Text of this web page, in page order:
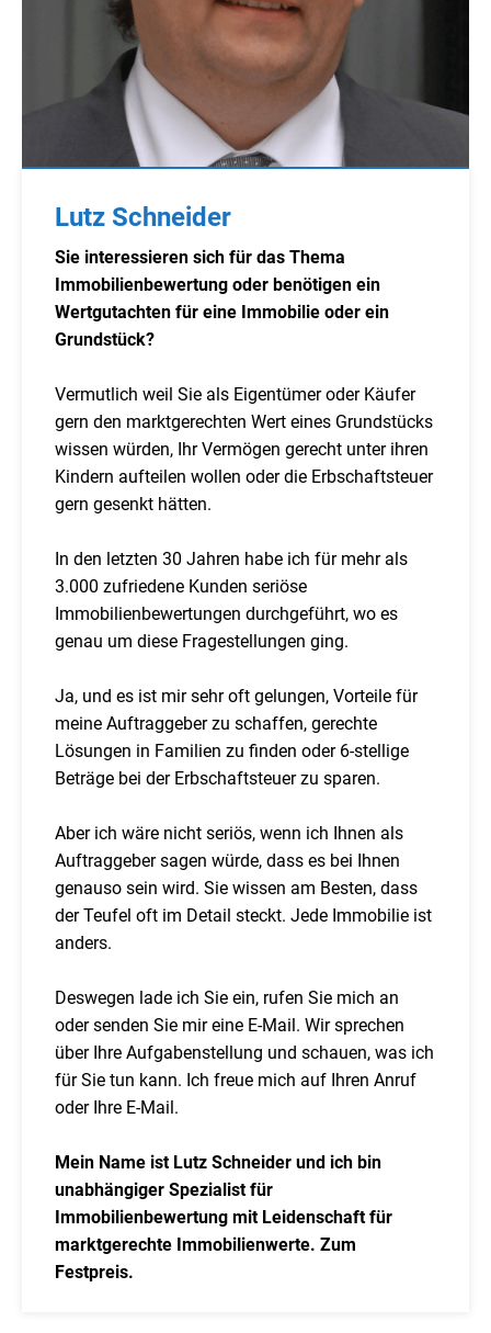
Lutz Schneider
Sie interessieren sich für das Thema
Immobilienbewertung oder benötigen ein
Wertgutachten für eine Immobilie oder ein
Grundstück?
Vermutlich weil Sie als Eigentümer oder Käufer
gern den marktgerechten Wert eines Grundstücks
wissen würden, Ihr Vermögen gerecht unter ihren
Kindern aufteilen wollen oder die Erbschaftsteuer
gern gesenkt hätten.
In den letzten 30 Jahren habe ich für mehr als
3.000 zufriedene Kunden seriöse
Immobilienbewertungen durchgeführt, wo es
genau um diese Fragestellungen ging.
Ja, und es ist mir sehr oft gelungen, Vorteile für
meine Auftraggeber zu schaffen, gerechte
Lösungen in Familien zu finden oder 6-stellige
Beträge bei der Erbschaftsteuer zu sparen.
Aber ich wäre nicht seriös, wenn ich Ihnen als
Auftraggeber sagen würde, dass es bei Ihnen
genauso sein wird. Sie wissen am Besten, dass
der Teufel oft im Detail steckt. Jede Immobilie ist
anders.
Deswegen lade ich Sie ein, rufen Sie mich an
oder senden Sie mir eine E-Mail. Wir sprechen
über Ihre Aufgabenstellung und schauen, was ich
für Sie tun kann. Ich freue mich auf Ihren Anruf
oder Ihre E-Mail.
Mein Name ist Lutz Schneider und ich bin
unabhängiger Spezialist für
Immobilienbewertung mit Leidenschaft für
marktgerechte Immobilienwerte. Zum
Festpreis.